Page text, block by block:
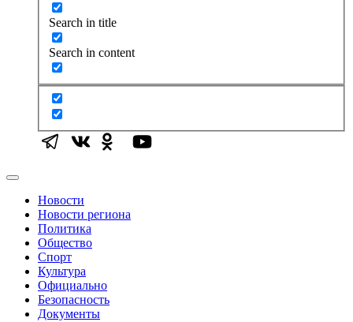
Search in title
Search in content
Новости
Новости региона
Политика
Общество
Спорт
Культура
Официально
Безопасность
Документы